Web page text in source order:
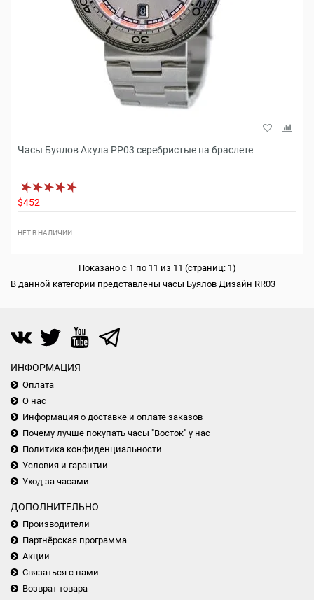
Часы Буялов Акула РР03 серебристые на браслете
$452
НЕТ В НАЛИЧИИ
Показано с 1 по 11 из 11 (страниц: 1)
В данной категории представлены часы Буялов Дизайн RR03
ИНФОРМАЦИЯ
Оплата
О нас
Информация о доставке и оплате заказов
Почему лучше покупать часы "Восток" у нас
Политика конфиденциальности
Условия и гарантии
Уход за часами
ДОПОЛНИТЕЛЬНО
Производители
Партнёрская программа
Акции
Связаться с нами
Возврат товара